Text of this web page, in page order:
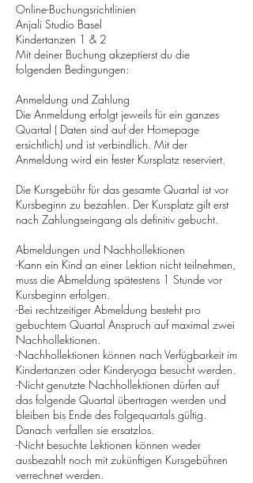
Online-Buchungsrichtlinien
Anjali Studio Basel
Kindertanzen 1 & 2
Mit deiner Buchung akzeptierst du die
folgenden Bedingungen:
Anmeldung und Zahlung
Die Anmeldung erfolgt jeweils für ein ganzes
Quartal ( Daten sind auf der Homepage
ersichtlich) und ist verbindlich. Mit der
Anmeldung wird ein fester Kursplatz reserviert.
Die Kursgebühr für das gesamte Quartal ist vor
Kursbeginn zu bezahlen. Der Kursplatz gilt erst
nach Zahlungseingang als definitiv gebucht.
Abmeldungen und Nachhollektionen
-Kann ein Kind an einer Lektion nicht teilnehmen,
muss die Abmeldung spätestens 1 Stunde vor
Kursbeginn erfolgen.
-Bei rechtzeitiger Abmeldung besteht pro
gebuchtem Quartal Anspruch auf maximal zwei
Nachhollektionen.
-Nachhollektionen können nach Verfügbarkeit im
Kindertanzen oder Kinderyoga besucht werden.
-Nicht genutzte Nachhollektionen dürfen auf
das folgende Quartal übertragen werden und
bleiben bis Ende des Folgequartals gültig.
Danach verfallen sie ersatzlos.
-Nicht besuchte Lektionen können weder
ausbezahlt noch mit zukünftigen Kursgebühren
verrechnet werden.